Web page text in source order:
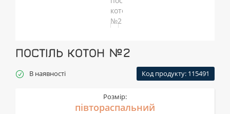
ПОСТІЛЬ КОТОН №2
В наявності Код продукту: 115491
Розмір:
півтораспальний